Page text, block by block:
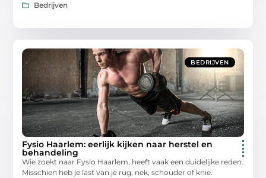
Bedrijven
BEDRIJVEN
Fysio Haarlem: eerlijk kijken naar herstel en
behandeling
Wie zoekt naar Fysio Haarlem, heeft vaak een duidelijke reden.
Misschien heb je last van je rug, nek, schouder of knie.